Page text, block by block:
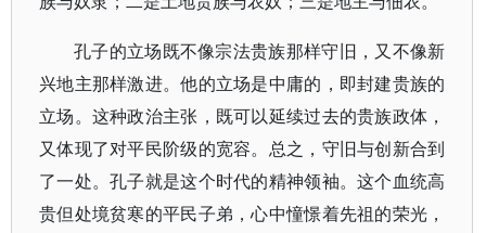
孔子的立场既不像宗法贵族那样守旧，又不像新
兴地主那样激进。他的立场是中庸的，即封建贵族的
立场。这种政治主张，既可以延续过去的贵族政体，
又体现了对平民阶级的宽容。总之，守旧与创新合到
了一处。孔子就是这个时代的精神领袖。这个血统高
贵但处境贫寒的平民子弟，心中憧憬着先祖的荣光，